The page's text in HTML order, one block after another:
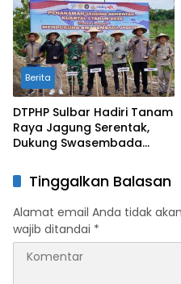
Berita
DTPHP Sulbar Hadiri Tanam
Raya Jagung Serentak,
Dukung Swasembada
Tinggalkan Balasan
Alamat email Anda tidak
wajib ditandai *